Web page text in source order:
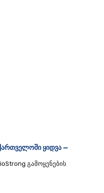
ყიდვა —
გამოყენების